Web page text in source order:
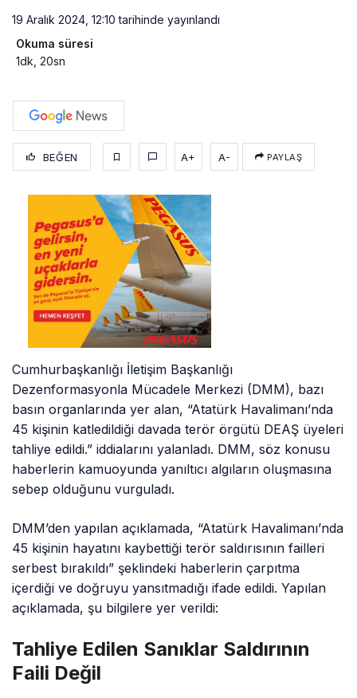
19 Aralık 2024, 12:10 tarihinde yayınlandı
Okuma süresi
1dk, 20sn
BEĞEN A+ A- PAYLAŞ
Cumhurbaşkanlığı İletişim Başkanlığı
Dezenformasyonla Mücadele Merkezi (DMM), bazı
basın organlarında yer alan, “Atatürk Havalimanı’nda
45 kişinin katledildiği davada terör örgütü DEAŞ üyeleri
tahliye edildi.” iddialarını yalanladı. DMM, söz konusu
haberlerin kamuoyunda yanıltıcı algıların oluşmasına
sebep olduğunu vurguladı.
DMM’den yapılan açıklamada, “Atatürk Havalimanı’nda
45 kişinin hayatını kaybettiği terör saldırısının failleri
serbest bırakıldı” şeklindeki haberlerin çarpıtma
içerdiği ve doğruyu yansıtmadığı ifade edildi. Yapılan
açıklamada, şu bilgilere yer verildi:
Tahliye Edilen Sanıklar Saldırının
Faili Değil